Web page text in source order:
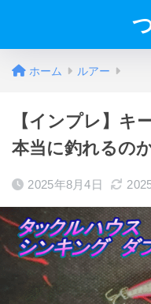
ホーム ルアー
【インプレ】キ
本当に釣れるの
2025年8月4日